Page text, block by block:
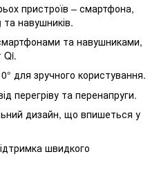
пристроїв – смартфона,
навушників.
та навушниками,
Qi.
для зручного користування.
перегріву та перенапруги.
дизайн, що впишеться у
швидкого